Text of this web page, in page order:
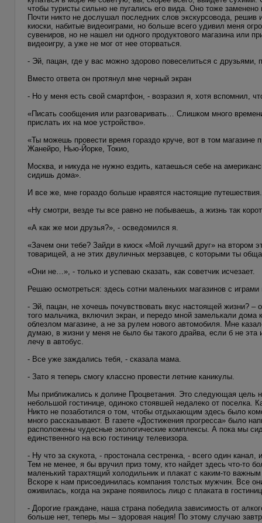
чтобы туристы сильно не пугались его вида. Оно тоже
Почти никто не дослушал последних слов экскурсовода, решив
киоски, набитые видеоиграми, но больше всего удивил меня
сувениров, но не нашел ни одного продуктового магазина или
видеоигру, а уже не мог от нее оторваться.
- Эй, пацан, где у вас можно здорово повеселиться с друзьями,
Вместо ответа он протянул мне черный экран
- Но у меня есть свой смартфон, - возразил я, хотя вспомнил,
«Писать сообщения или разговаривать… Слишком много
прислать их на мое устройство».
«Ты можешь провести время гораздо круче, вот в том магазине
Жанейро, Нью-Йорке, Токио,
Москва, и никуда не нужно ездить, катаешься себе на
сидишь дома».
И все же, мне гораздо больше нравятся настоящие путешествия.
«Ну смотри, везде ты все равно не побываешь, а жизнь так
«А как же мои друзья?», - осведомился я.
«Зачем они тебе? Зайди в киоск «Мой лучший друг» на втором
товарищей, а не этих двуличных мерзавцев, с которыми ты
«Они не…», - только и успеваю сказать, как советчик исчезает.
Решаю осмотреться: здесь сотни маленьких магазинов с
- Эй, пацан, не хочешь почувствовать вкус настоящей жизни? –
того мальчика, включил экран, и передо мной замелькали дома
облезлом магазине, а не за рулем нового автомобиля. Мне
думаю, в жизни у меня не было бы такого драйва, если б не
лечу в автобус.
- Все уже заждались тебя, - сказала мама.
- Зато я теперь смогу классно провести летние каникулы.
Мы приближались к долине Процветания. Это следующая цель
небольшой гостинице, одиноко стоявшей недалеко от
Никто не позаботился о том, чтобы отдыхающим здесь было
много рассказывают. В газете «Достижения прогресса» было
расположены чудесные экологические комплексы. А пока мы
единственного на всю гостиницу телевизора.
- Ну что за скукота, - простонала сестренка, - всего один канал,
Тем не менее, я бы вручил приз тому, кто найдет здесь что-то
маленький тарахтящий холодильник и плакат с каким-то
Вскоре к нам присоединилась компания толстых мужчин. Все
оживилась, когда на экране появилось лицо с плаката в
- Дорогие граждане, наша страна победила зависимость от
больше нет, теперь мы – здоровая нация! По этому случаю